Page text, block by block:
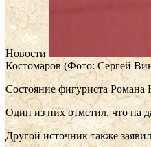
Новости
Костомаров(Фото: Сергей
Состояние фигуриста Романа
Один из них отметил, что на
Другой источник также